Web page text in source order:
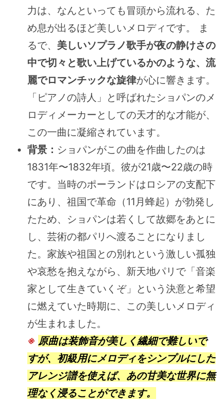
力は、なんといっても冒頭から流れる、た
め息が出るほど美しいメロディです。 ま
るで、 美しいソプラノ歌手が夜の静けさの
中で切々と歌い上げているかのような、流
麗でロマンチックな旋律が心に響きます。
「ピアノの詩人」と呼ばれたショパンのメ
ロディメーカーとしての天才的な才能が、
この一曲に凝縮されています。
背景： ショパンがこの曲を作曲したのは
1831年〜1832年頃。彼が21歳〜22歳の時
です。当時のポーランドはロシアの支配下
にあり、祖国で革命（11月蜂起）が勃発し
たため、ショパンは若くして故郷をあとに
し、芸術の都パリへ渡ることになりまし
た。家族や祖国との別れという激しい孤独
や哀愁を抱えながら、新天地パリで「音楽
家として生きていくぞ」という決意と希望
に燃えていた時期に、この美しいメロディ
が生まれました。
※ 原曲は装飾音が美しく繊細で難しいで
すが、初級用にメロディをシンプルにした
アレンジ譜を使えば、あの甘美な世界に無
理なく浸ることができます。